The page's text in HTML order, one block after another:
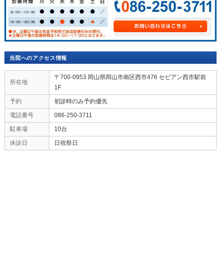
さい。
Pocket
共有:
«”ホットパック”のいいやつを導入し
ました！